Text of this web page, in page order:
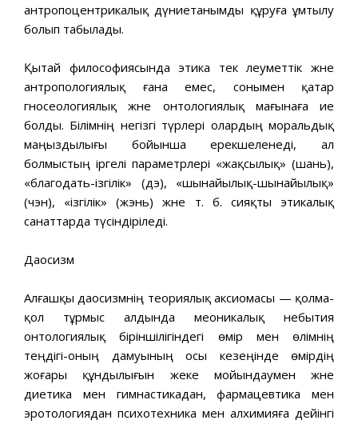
антропоцентрикалық дүниетанымды құруға ұмтылу
болып табылады.
Қытай философиясында этика тек әлеуметтік және
антропологиялық ғана емес, сонымен қатар
гносеологиялық және онтологиялық мағынаға ие
болды. Білімнің негізгі түрлері олардың моральдық
маңыздылығы бойынша ерекшеленеді, ал
болмыстың іргелі параметрлері «жақсылық» (шань),
«благодать-ізгілік» (дэ), «шынайылық-шынайылық»
(чэн), «ізгілік» (жэнь) және т. б. сияқты этикалық
санаттарда түсіндіріледі.
Даосизм
Алғашқы даосизмнің теориялық аксиомасы — қолма-
қол тұрмыс алдында меоникалық небытия
онтологиялық біріншілігіндегі өмір мен өлімнің
теңдігі-оның дамуының осы кезеңінде өмірдің
жоғары құндылығын жеке мойындаумен және
диетика мен гимнастикадан, фармацевтика мен
эротологиядан психотехника мен алхимияға дейінгі